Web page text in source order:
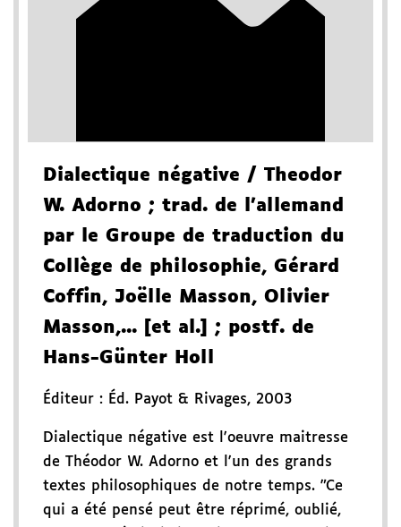
Dialectique négative / Theodor
W. Adorno ; trad. de l'allemand
par le Groupe de traduction du
Collège de philosophie, Gérard
Coffin, Joëlle Masson, Olivier
Masson,... [et al.]
; postf. de
Hans-Günter Holl
Éditeur : Éd. Payot & Rivages, 2003
Dialectique négative est l'oeuvre maitresse
de Théodor W. Adorno et l'un des grands
textes philosophiques de notre temps. "Ce
qui a été pensé peut être réprimé, oublié,